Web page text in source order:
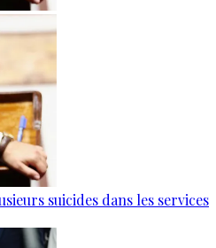
suicides dans les services